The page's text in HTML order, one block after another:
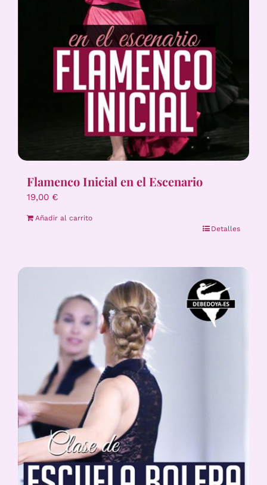
Flamenco Inicial en el Escenario
19,00 €
Añadir al carrito
Detalles